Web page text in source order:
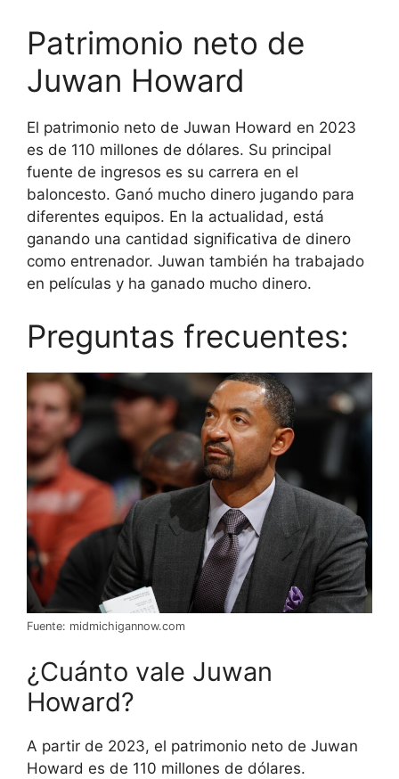
Patrimonio neto de
Juwan Howard
El patrimonio neto de Juwan Howard en 2023
es de 110 millones de dólares. Su principal
fuente de ingresos es su carrera en el
baloncesto. Ganó mucho dinero jugando para
diferentes equipos. En la actualidad, está
ganando una cantidad significativa de dinero
como entrenador. Juwan también ha trabajado
en películas y ha ganado mucho dinero.
Preguntas frecuentes:
Fuente: midmichigannow.com
¿Cuánto vale Juwan
Howard?
A partir de 2023, el patrimonio neto de Juwan
Howard es de 110 millones de dólares.